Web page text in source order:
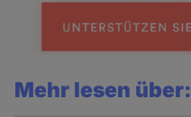
Mehr lesen über: